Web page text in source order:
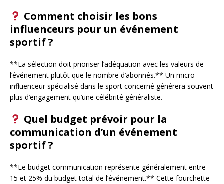
Comment choisir les bons
influenceurs pour un événement
sportif ?
**La sélection doit prioriser l’adéquation avec les valeurs de
l’événement plutôt que le nombre d’abonnés.** Un micro-
influenceur spécialisé dans le sport concerné générera souvent
plus d’engagement qu’une célébrité généraliste.
Quel budget prévoir pour la
communication d’un événement
sportif ?
**Le budget communication représente généralement entre
15 et 25% du budget total de l’événement.** Cette fourchette